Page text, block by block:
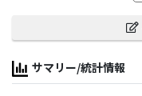
サマリー/統計情報